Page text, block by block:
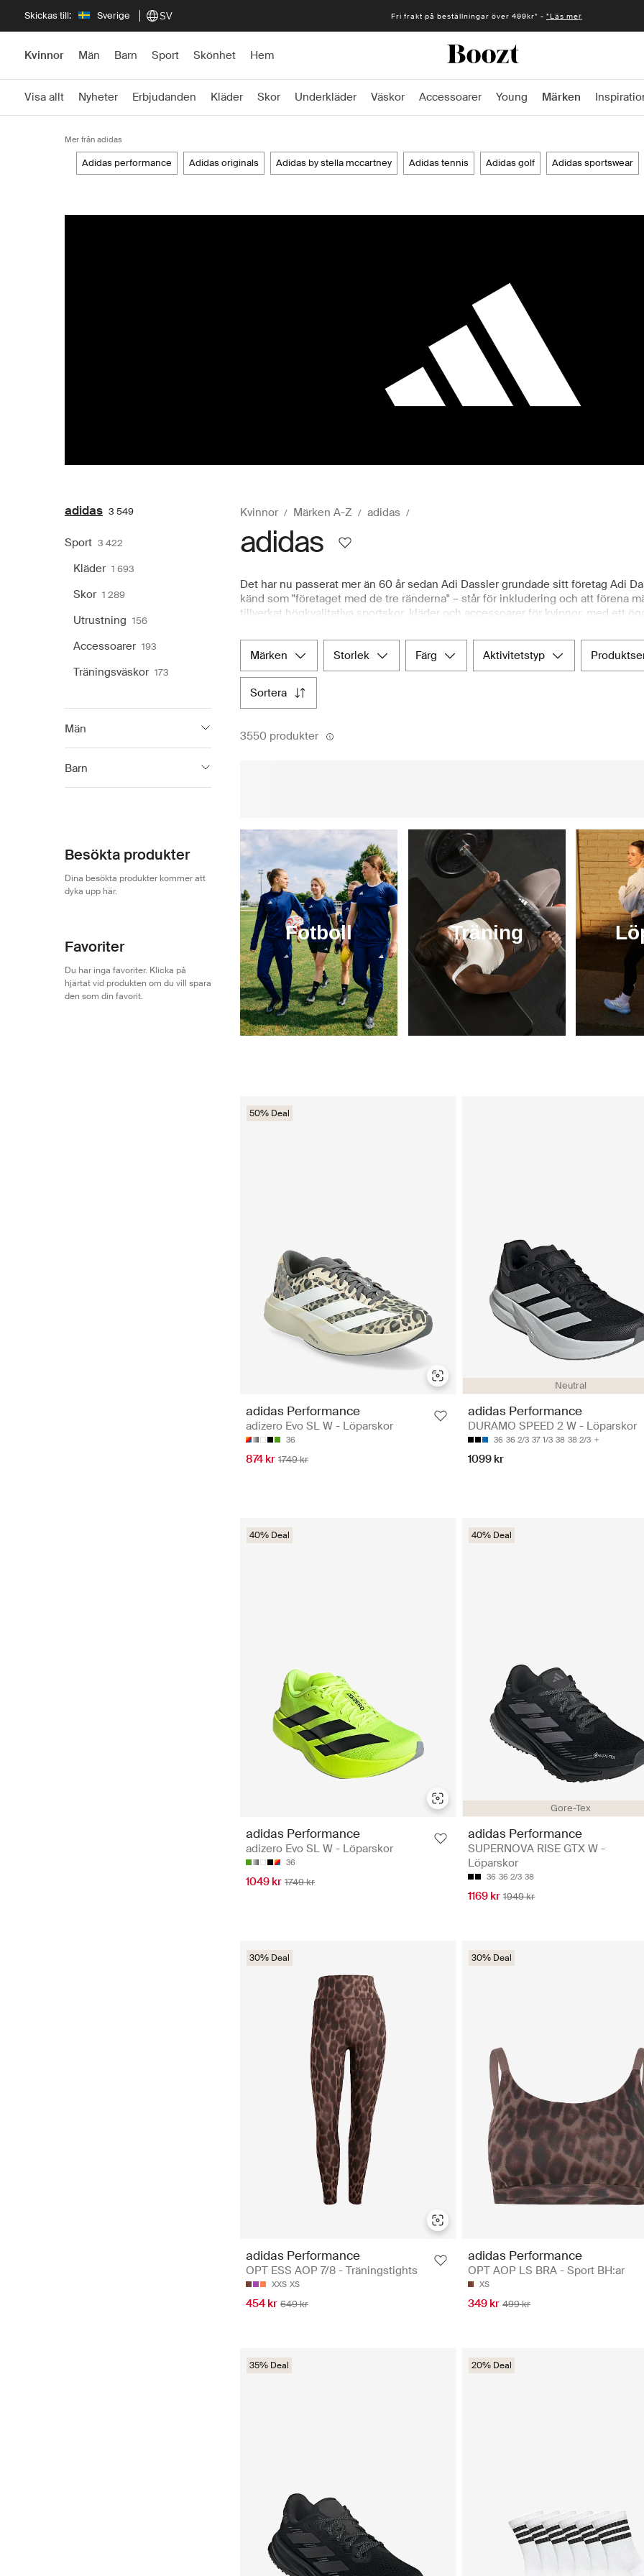
Skickas till: Sverige SV Snabb leverans 1-2 vardagar* -*Läs mer
Kvinnor Män Barn Sport Skönhet Hem
Visa allt Nyheter Erbjudanden Kläder Skor Underkläder Väskor Accessoarer Young Märken
Mer från adidas
adidas performance adidas originals adidas by stella mccartney adidas tennis adidas golf adidas sportswear
adidas 3 549
Sport 3 422
Kläder 1 693
Skor 1 289
Utrustning 156
Accessoarer 193
Träningsväskor 173
Män
Barn
Besökta produkter
Dina besökta produkter kommer att
dyka upp här.
Favoriter
Du har inga favoriter. Klicka på
hjärtat vid produkten om du vill spara
den som din favorit.
Kvinnor Märken A-Z adidas
adidas
Det har nu passerat mer än 60 år sedan Adi Dassler grundade sitt företag Adi
känd som "företaget med de tre ränderna" – står för inkludering och att förena
tillverkat högkvalitativa sportskor, kläder och accessoarer för kvinnor, med ett
stilar och kollektioner, inklusive adidas Originals, adidas Sportswear, adidas Golf
erbjuder alla de senaste nyheterna och tidlösa klassiker från märket i olika
förhållningssätt till ansvarsfull handel. Upplev enkelheten och bekvämligheten
högkvalitativa adidas-produkter för att förhöja din stil.
märken storlek färg aktivitetstyp
sortera
3550 produkter
50% Deal
adidas Performance
adizero Evo SL W - Löparskor
36
874 kr 1749 kr
Neutral
adidas Performance
DURAMO SPEED 2 W - Löparskor
36 36 2/3 37 1/3 38 38 2/3
1099 kr
40% Deal
adidas Performance
adizero Evo SL W - Löparskor
36
1049 kr 1749 kr
Gore-Tex
40% Deal
adidas Performance
SUPERNOVA RISE GTX W -
Löparskor
36 36 2/3 38
1169 kr 1949 kr
30% Deal
adidas Performance
OPT ESS AOP 7/8 - Träningstights
XXS XS
454 kr 649 kr
30% Deal
adidas Performance
OPT AOP LS BRA - Sport BH:ar
XS
349 kr 499 kr
35% Deal 20% Deal
Fotboll Träning